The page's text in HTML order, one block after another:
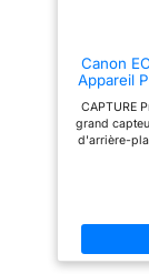
noir EOS 2000D
mm F3.5-5.6 III
couvercle de
photo R-F-3 ;
batterie LC-
d'alimentation
batterie ;
(français non
étape L'objectif
Canon
Appareil
CAPTURE
grand
d'arrière-
de haute
Capturez
grâce à la